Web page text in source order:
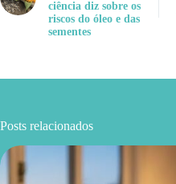
ciência diz sobre os
riscos do óleo e das
sementes
Posts relacionados